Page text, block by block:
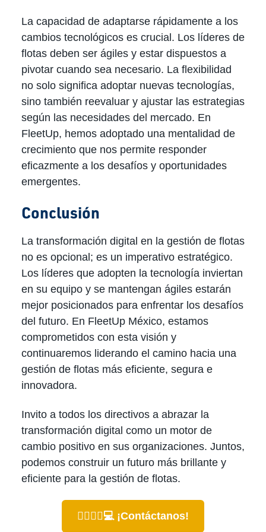
La capacidad de adaptarse rápidamente a los
cambios tecnológicos es crucial. Los líderes de
flotas deben ser ágiles y estar dispuestos a
pivotar cuando sea necesario. La flexibilidad
no solo significa adoptar nuevas tecnologías,
sino también reevaluar y ajustar las estrategias
según las necesidades del mercado. En
FleetUp, hemos adoptado una mentalidad de
crecimiento que nos permite responder
eficazmente a los desafíos y oportunidades
emergentes.
Conclusión
La transformación digital en la gestión de flotas
no es opcional; es un imperativo estratégico.
Los líderes que adopten la tecnología inviertan
en su equipo y se mantengan ágiles estarán
mejor posicionados para enfrentar los desafíos
del futuro. En FleetUp México, estamos
comprometidos con esta visión y
continuaremos liderando el camino hacia una
gestión de flotas más eficiente, segura e
innovadora.
Invito a todos los directivos a abrazar la
transformación digital como un motor de
cambio positivo en sus organizaciones. Juntos,
podemos construir un futuro más brillante y
eficiente para la gestión de flotas.
👉🏻👩🏻💻 ¡Contáctanos!